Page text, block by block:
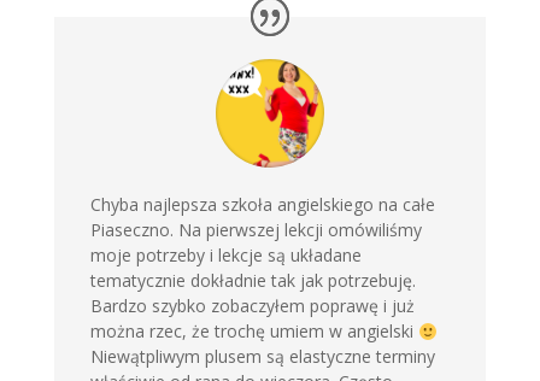
Chyba najlepsza szkoła angielskiego na całe
Piaseczno. Na pierwszej lekcji omówiliśmy
moje potrzeby i lekcje są układane
tematycznie dokładnie tak jak potrzebuję.
Bardzo szybko zobaczyłem poprawę i już
można rzec, że trochę umiem w angielski
Niewątpliwym plusem są elastyczne terminy